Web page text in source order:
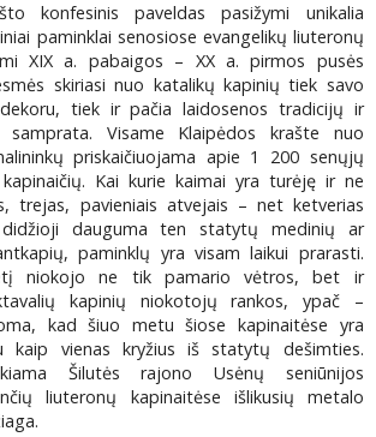
konfesinis paveldas pasižymi unikalia
paminklai senosiose evangelikų liuteronų
XIX a. pabaigos – XX a. pirmos pusės
skiriasi nuo katalikų kapinių tiek savo
tiek ir pačia laidosenos tradicijų ir
samprata. Visame Klaipėdos krašte nuo
priskaičiuojama apie 1 200 senųjų
Kai kurie kaimai yra turėję ir ne
trejas, pavieniais atvejais – net ketverias
didžioji dauguma ten statytų medinių ar
paminklų yra visam laikui prarasti.
niokojo ne tik pamario vėtros, bet ir
kapinių niokotojų rankos, ypač –
kad šiuo metu šiose kapinaitėse yra
kaip vienas kryžius iš statytų dešimties.
Šilutės rajono Usėnų seniūnijos
liuteronų kapinaitėse išlikusių metalo